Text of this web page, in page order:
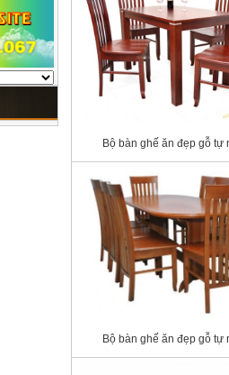
Bộ bàn ghế ăn đẹp gỗ tự
Bộ bàn ghế ăn đẹp gỗ tự